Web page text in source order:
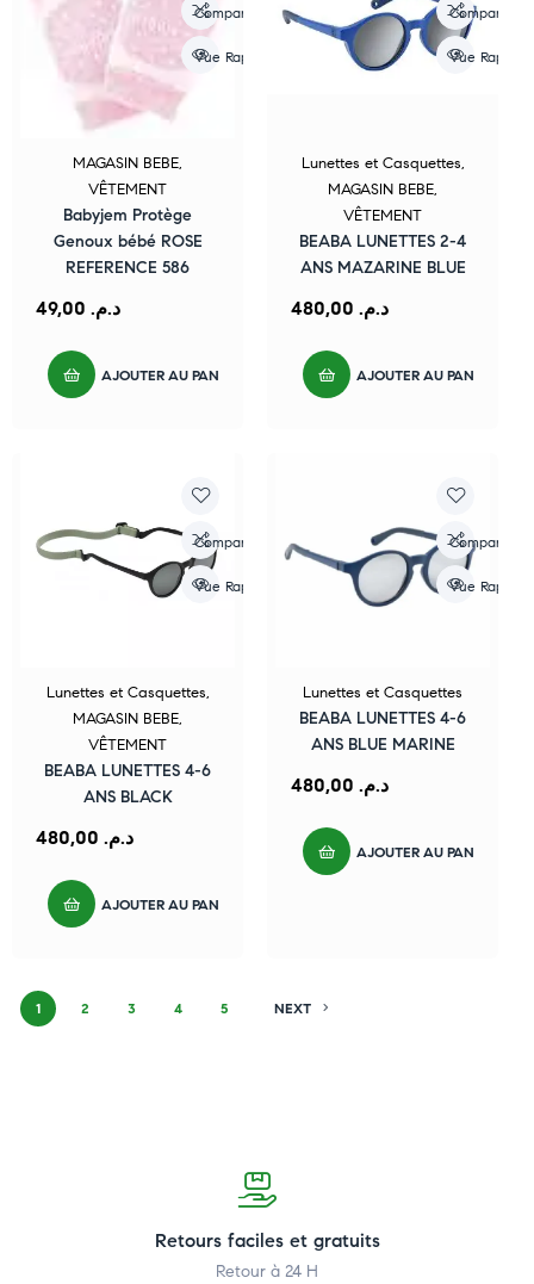
Compare
Vue Rapide
MAGASIN BEBE,
VÊTEMENT
Babyjem Protège
Genoux bébé ROSE
REFERENCE 586
د.م.
AJOUTER AU PANIER
Compare
Vue Rapide
Lunettes et Casquettes,
MAGASIN BEBE,
VÊTEMENT
BEABA LUNETTES 2-4
ANS MAZARINE BLUE
د.م.
AJOUTER AU PANIER
Compare
Vue Rapide
Lunettes et Casquettes,
MAGASIN BEBE,
VÊTEMENT
BEABA LUNETTES 4-6
ANS BLACK
د.م.
AJOUTER AU PANIER
Compare
Vue Rapide
Lunettes et Casquettes
BEABA LUNETTES 4-6
ANS BLUE MARINE
د.م.
AJOUTER AU PANIER
1 2 3 4 5 NEXT
Retours faciles et gratuits
Retour à 24 H